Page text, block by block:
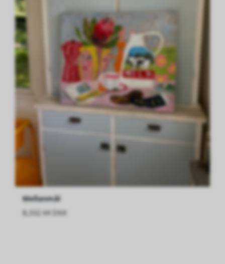
Mellanmål
8,332.44 DKK